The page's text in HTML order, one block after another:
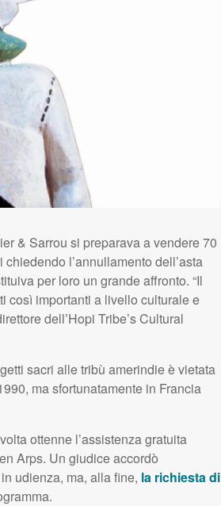
& Sarrou si preparava a vendere 70
l’annullamento dell’asta
per loro un grande affronto. “Il
così importanti a livello culturale e
dell’Hopi Tribe’s Cultural
sacri alle tribù amerindie è vietata
ma sfortunatamente in Francia
ottenne l’assistenza gratuita
Arps. Un giudice accordò
udienza, ma, alla fine, la richiesta di